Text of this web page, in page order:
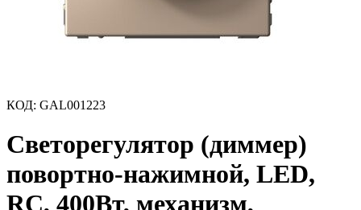
КОД: GAL001223
Светорегулятор (диммер)
повортно-нажимной, LED,
RC, 400Вт, механизм,